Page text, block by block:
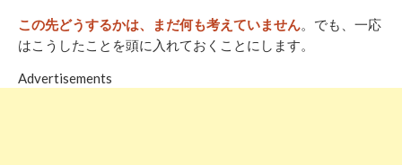
この先どうするかは、まだ何も考えていません 。でも、一応
はこうしたことを頭に入れておくことにします。
Advertisements